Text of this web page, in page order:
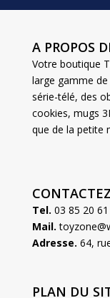
A PROPOS
Votre boutique
large gamme
série-télé, des
cookies, mugs
que de la petite
Tel. 03 85 20
Mail.
Adresse. 64,
PLAN DU